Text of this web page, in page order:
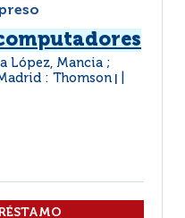
López, Mancia ;
: Thomson